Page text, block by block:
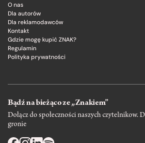
O nas
Dla autorów
Dla reklamodawców
Kontakt
Gdzie mogę kupić ZNAK?
Regulamin
Polityka prywatności
Bądź na bieżąco ze „Znakiem”
Dołącz do społeczności naszych czytelnikow.
gronie